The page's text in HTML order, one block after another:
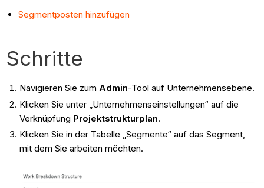
Segmentposten hinzufügen
Schritte
Navigieren Sie zum Admin-Tool auf Unternehmensebene.
Klicken Sie unter „Unternehmenseinstellungen“ auf die
Verknüpfung Projektstrukturplan.
Klicken Sie in der Tabelle „Segmente“ auf das Segment,
mit dem Sie arbeiten möchten.